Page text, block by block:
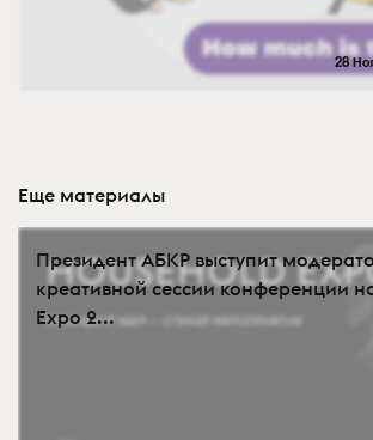
28
Еще материалы
Президент АБКР выступит
креативной сессии конференции
Expo 2...